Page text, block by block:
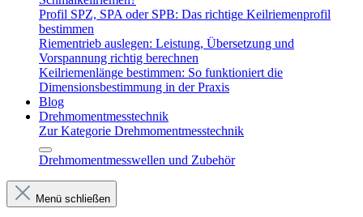
Profil SPZ, SPA oder SPB: Das richtige Keilriemenprofil
bestimmen
Riementrieb auslegen: Leistung, Übersetzung und
Vorspannung richtig berechnen
Keilriemenlänge bestimmen: So funktioniert die
Dimensionsbestimmung in der Praxis
Blog
Drehmomentmesstechnik
Zur Kategorie Drehmomentmesstechnik
Drehmomentmesswellen und Zubehör
Menü schließen